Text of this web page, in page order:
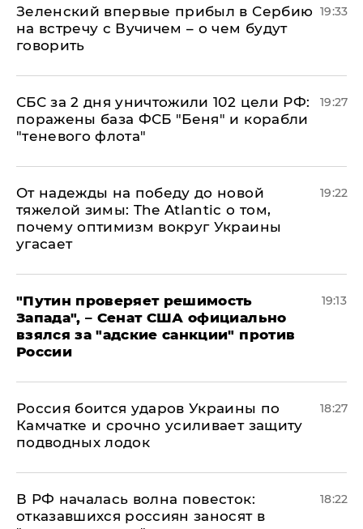
Зеленский впервые прибыл в Сербию
на встречу с Вучичем – о чем будут
говорить
19:33
СБС за 2 дня уничтожили 102 цели РФ:
поражены база ФСБ "Беня" и корабли
"теневого флота"
19:27
От надежды на победу до новой
тяжелой зимы: The Atlantic о том,
почему оптимизм вокруг Украины
угасает
19:22
"Путин проверяет решимость
Запада", – Сенат США официально
взялся за "адские санкции" против
России
19:13
Россия боится ударов Украины по
Камчатке и срочно усиливает защиту
подводных лодок
18:27
​В РФ началась волна повесток:
отказавшихся россиян заносят в
18:22